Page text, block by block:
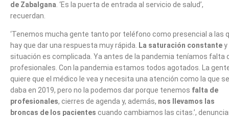
de Zabalgana. ‘Es la puerta de entrada al servicio de salud’,
recuerdan.
‘Tenemos mucha gente tanto por teléfono como presencial a las
hay que dar una respuesta muy rápida. La saturación constantey
situación es complicada. Ya antes de la pandemia teníamos falta
profesionales. Con la pandemia estamos todos agotados. La
quiere que el médico le vea y necesita una atención como la que se
daba en 2019, pero no la podemos dar porque tenemos falta de
profesionales, cierres de agenda y, además, nos llevamos las
broncas de los pacientes cuando cambiamos las citas.’,